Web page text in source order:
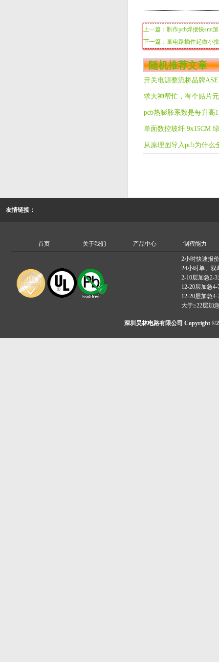
上一篇：制作pcb焊接快smt
下一篇：量电路插件起做小
随机推荐文章
开关电源整流桥品牌
pcb热膨胀系数是每升高
从原理图导入pcb为什么
友情链接：
首页 关于我们 产品中心 制程能力
2小时快速报价
24小时单、双
2-10层加急2-3
12-20层加急4-
12-20层加急4-
大于≥22层加
深圳昊林电路有限公司 Copyright